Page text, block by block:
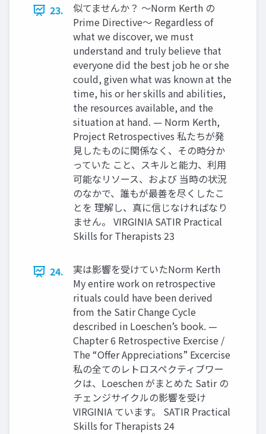
23.
似てませんか？ 〜Norm Kerth の
Prime Directive〜 Regardless of
what we discover, we must
understand and truly believe that
everyone did the best job he or she
could, given what was known at the
time, his or her skills and abilities,
the resources available, and the
situation at hand. — Norm Kerth,
Project Retrospectives 私たちが発
見したものに関係なく、その時分か
っていた こと、スキルと能力、利用
可能なリソース、および 当時の状況
のなかで、誰もが最善を尽くしたこ
とを 理解し、真に信じなければなり
ません。 VIRGINIA SATIR Practical
Skills for Therapists 23
24.
実は影響を受けていたNorm Kerth
My entire work on retrospective
rituals could have been derived
from the Satir Change Cycle
described in Loeschen’s book. —
Chapter 6 Retrospective Exercise /
The “Offer Appreciations” Excercise
私の全てのレトロスペクティブワー
クは、Loeschen がまとめた Satir の
チェンジサイクルの影響を受け
VIRGINIA ています。 SATIR Practical
Skills for Therapists 24